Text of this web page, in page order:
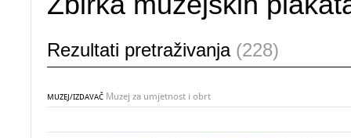
Rezultati pretraživanja (228)
MUZEJ/IZDAVAČ Muzej za umjetnost i obrt